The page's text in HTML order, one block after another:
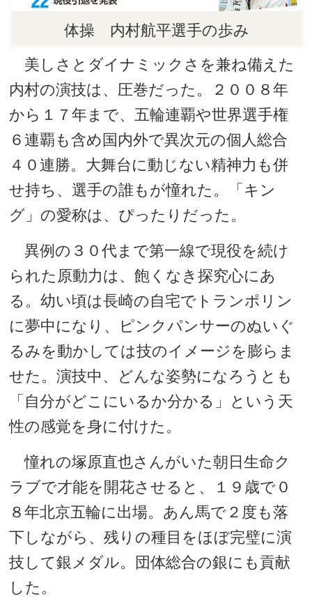
体操 内村航平選手の歩み
美しさとダイナミックさを兼ね備えた
内村の演技は、圧巻だった。２００８年
から１７年まで、五輪連覇や世界選手権
６連覇も含め国内外で異次元の個人総合
４０連勝。大舞台に動じない精神力も併
せ持ち、選手の誰もが憧れた。「キン
グ」の愛称は、ぴったりだった。
異例の３０代まで第一線で現役を続け
られた原動力は、飽くなき探究心にあ
る。幼い頃は長崎の自宅でトランポリン
に夢中になり、ピンクパンサーのぬいぐ
るみを動かしては技のイメージを膨らま
せた。演技中、どんな姿勢になろうとも
「自分がどこにいるか分かる」という天
性の感覚を身に付けた。
憧れの塚原直也さんがいた朝日生命ク
ラブで才能を開花させると、１９歳で０
８年北京五輪に出場。あん馬で２度も落
下しながら、残りの種目をほぼ完璧に演
技して銀メダル。団体総合の銀にも貢献
した。